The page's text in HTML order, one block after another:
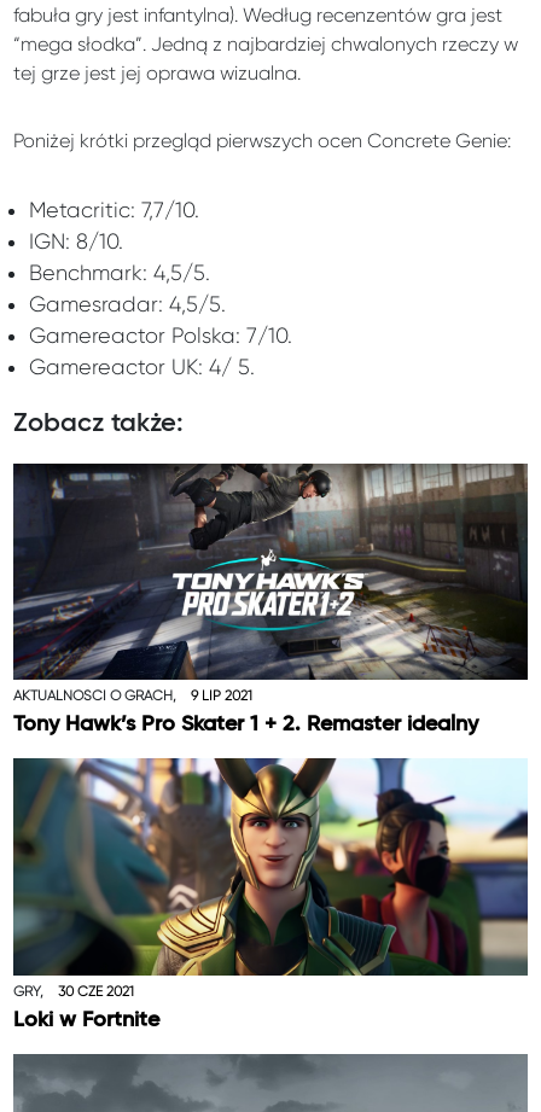
fabuła gry jest infantylna). Według recenzentów gra jest
“mega słodka”. Jedną z najbardziej chwalonych rzeczy w
tej grze jest jej oprawa wizualna.
Poniżej krótki przegląd pierwszych ocen Concrete Genie:
Metacritic: 7,7/10.
IGN: 8/10.
Benchmark: 4,5/5.
Gamesradar: 4,5/5.
Gamereactor Polska: 7/10.
Gamereactor UK: 4/ 5.
Zobacz także:
AKTUALNOŚCI O GRACH, 9 LIP 2021
Tony Hawk’s Pro Skater 1 + 2. Remaster idealny
GRY, 30 CZE 2021
Loki w Fortnite